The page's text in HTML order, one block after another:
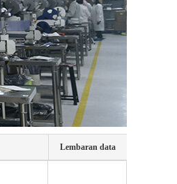
Lembaran data